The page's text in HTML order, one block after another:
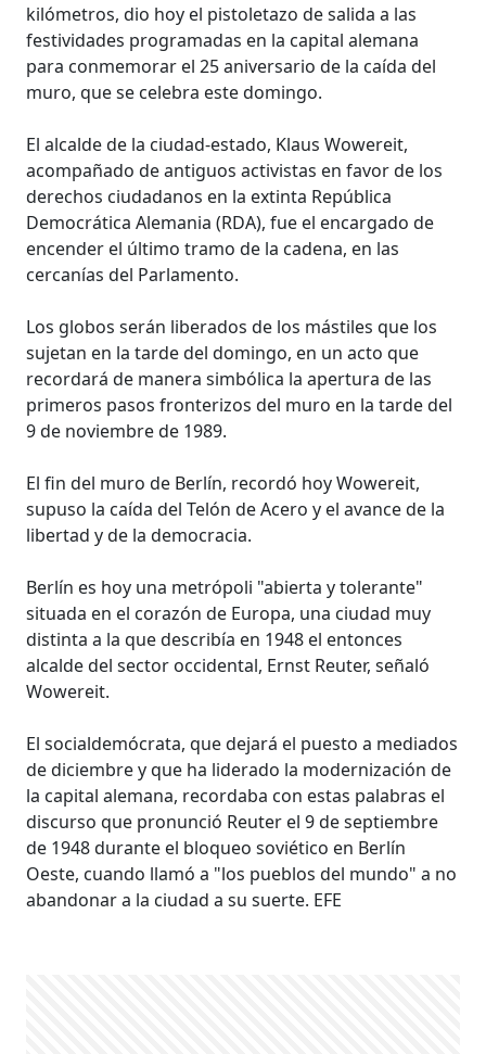
kilómetros, dio hoy el pistoletazo de salida a las
festividades programadas en la capital alemana
para conmemorar el 25 aniversario de la caída del
muro, que se celebra este domingo.
El alcalde de la ciudad-estado, Klaus Wowereit,
acompañado de antiguos activistas en favor de los
derechos ciudadanos en la extinta República
Democrática Alemania (RDA), fue el encargado de
encender el último tramo de la cadena, en las
cercanías del Parlamento.
Los globos serán liberados de los mástiles que los
sujetan en la tarde del domingo, en un acto que
recordará de manera simbólica la apertura de las
primeros pasos fronterizos del muro en la tarde del
9 de noviembre de 1989.
El fin del muro de Berlín, recordó hoy Wowereit,
supuso la caída del Telón de Acero y el avance de la
libertad y de la democracia.
Berlín es hoy una metrópoli "abierta y tolerante"
situada en el corazón de Europa, una ciudad muy
distinta a la que describía en 1948 el entonces
alcalde del sector occidental, Ernst Reuter, señaló
Wowereit.
El socialdemócrata, que dejará el puesto a mediados
de diciembre y que ha liderado la modernización de
la capital alemana, recordaba con estas palabras el
discurso que pronunció Reuter el 9 de septiembre
de 1948 durante el bloqueo soviético en Berlín
Oeste, cuando llamó a "los pueblos del mundo" a no
abandonar a la ciudad a su suerte. EFE